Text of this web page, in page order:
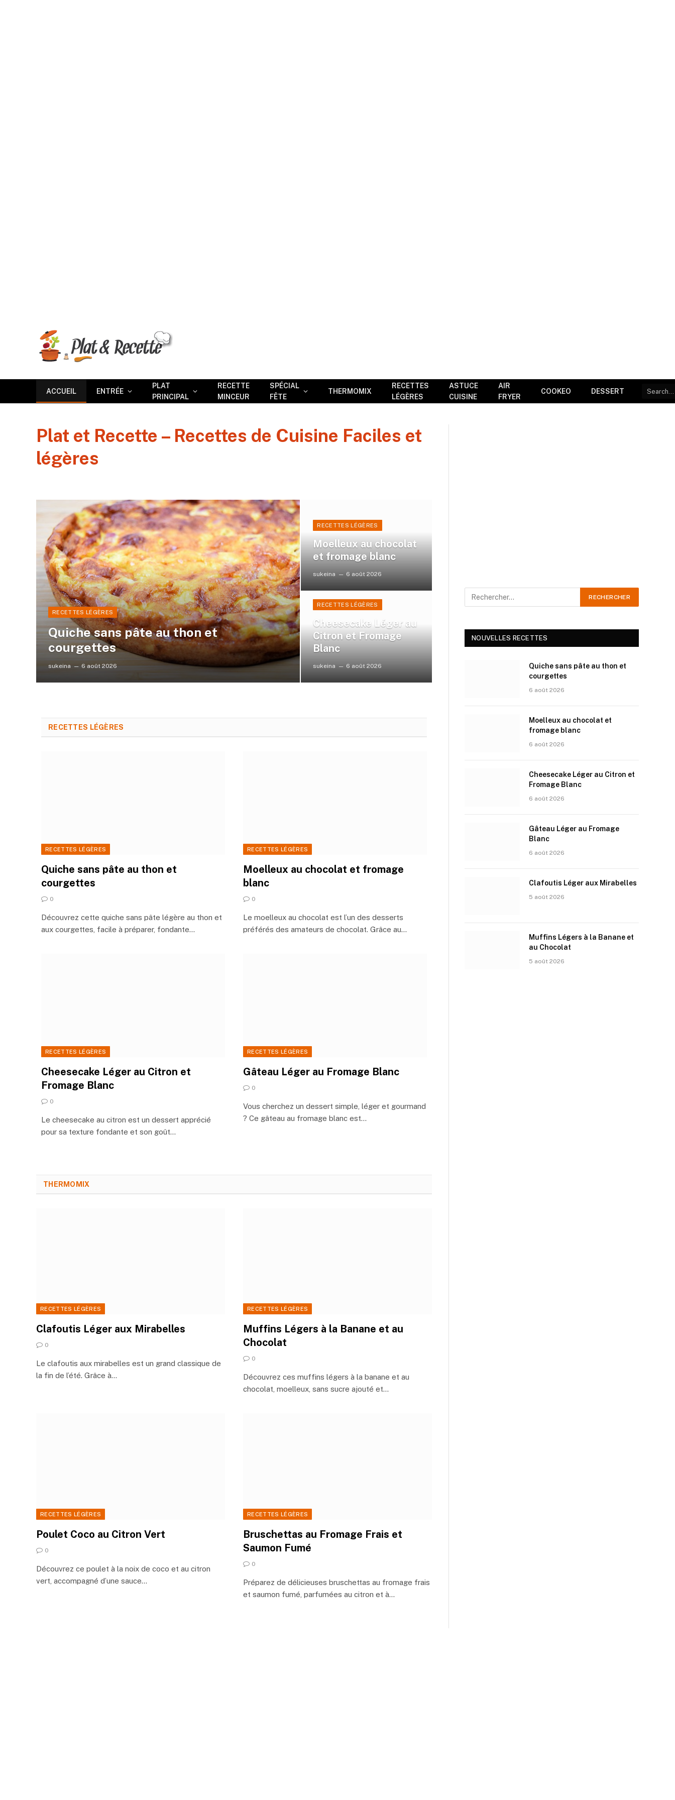
ACCUEIL ENTRÉE
PLAT
PRINCIPAL
RECETTE
MINCEUR
SPÉCIAL
FÊTE
THERMOMIX
RECETTES
LÉGÈRES
ASTUCE
CUISINE
AIR
FRYER
COOKEO DESSERT
Plat et Recette – Recettes de Cuisine Faciles et
légères
RECETTES LÉGÈRES
Quiche sans pâte au thon et
courgettes
sukeina 6 août 2026
RECETTES LÉGÈRES
Moelleux au chocolat
et fromage blanc
sukeina 6 août 2026
RECETTES LÉGÈRES
Cheesecake Léger au
Citron et Fromage
Blanc
sukeina 6 août 2026
RECETTES LÉGÈRES
RECETTES LÉGÈRES
Quiche sans pâte au thon et
courgettes
0
Découvrez cette quiche sans pâte légère au thon et
aux courgettes, facile à préparer, fondante…
RECETTES LÉGÈRES
Moelleux au chocolat et fromage
blanc
0
Le moelleux au chocolat est l’un des desserts
préférés des amateurs de chocolat. Grâce au…
RECETTES LÉGÈRES
Cheesecake Léger au Citron et
Fromage Blanc
0
Le cheesecake au citron est un dessert apprécié
pour sa texture fondante et son goût…
RECETTES LÉGÈRES
Gâteau Léger au Fromage Blanc
0
Vous cherchez un dessert simple, léger et gourmand
? Ce gâteau au fromage blanc est…
THERMOMIX
RECETTES LÉGÈRES
Clafoutis Léger aux Mirabelles
0
Le clafoutis aux mirabelles est un grand classique de
la fin de l’été. Grâce à…
RECETTES LÉGÈRES
Muffins Légers à la Banane et au
Chocolat
0
Découvrez ces muffins légers à la banane et au
chocolat, moelleux, sans sucre ajouté et…
RECETTES LÉGÈRES
Poulet Coco au Citron Vert
0
Découvrez ce poulet à la noix de coco et au citron
vert, accompagné d’une sauce…
RECETTES LÉGÈRES
Bruschettas au Fromage Frais et
Saumon Fumé
0
Préparez de délicieuses bruschettas au fromage frais
et saumon fumé, parfumées au citron et à…
NOUVELLES RECETTES
Quiche sans pâte au thon et
courgettes
6 août 2026
Moelleux au chocolat et
fromage blanc
6 août 2026
Cheesecake Léger au Citron et
Fromage Blanc
6 août 2026
Gâteau Léger au Fromage
Blanc
6 août 2026
Clafoutis Léger aux Mirabelles
5 août 2026
Muffins Légers à la Banane et
au Chocolat
5 août 2026